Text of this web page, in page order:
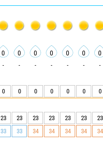
0 0 0 0 0 0 0
- - - - - - -
0 0 0 0 0 0 0
23 23 23 23 23 23
23
33 33 34 34 34 34 34